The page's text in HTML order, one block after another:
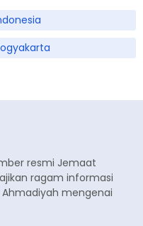
resmi Jemaat
ragam informasi
mengenai